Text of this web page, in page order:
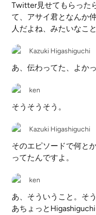
Twitter見せてもらった
て、アサイ君となんか
人だよね、みたいなこ
Kazuki Higashiguchi
あ、伝わってた、よかっ
ken
そうそうそう。
Kazuki Higashiguchi
そのエピソードで何と
ってたんですよ。
ken
あ、そういうこと。そ
あちょっと